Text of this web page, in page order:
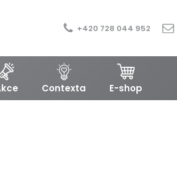
+420 728 044 952
Contexta E-shop